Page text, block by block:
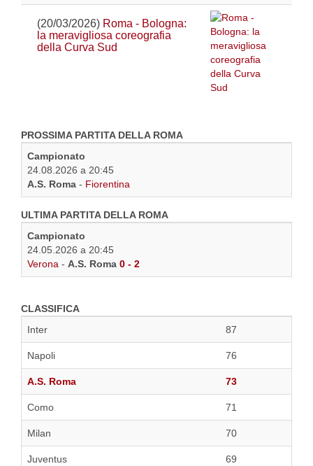
(20/03/2026) Roma - Bologna:
la meravigliosa coreografia
della Curva Sud
PROSSIMA PARTITA DELLA ROMA
Campionato
24.08.2026 a 20:45
A.S. Roma - Fiorentina
ULTIMA PARTITA DELLA ROMA
Campionato
24.05.2026 a 20:45
Verona - A.S. Roma 0 - 2
CLASSIFICA
Inter
87
Napoli 76
A.S. Roma 73
Como 71
Milan 70
Juventus 69